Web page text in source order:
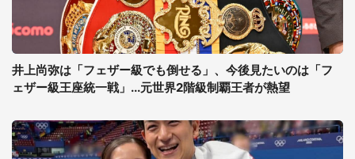
井上尚弥は「フェザー級でも倒せる」、今後見たいのは「フ
ェザー級王座統一戦」...元世界2階級制覇王者が熱望